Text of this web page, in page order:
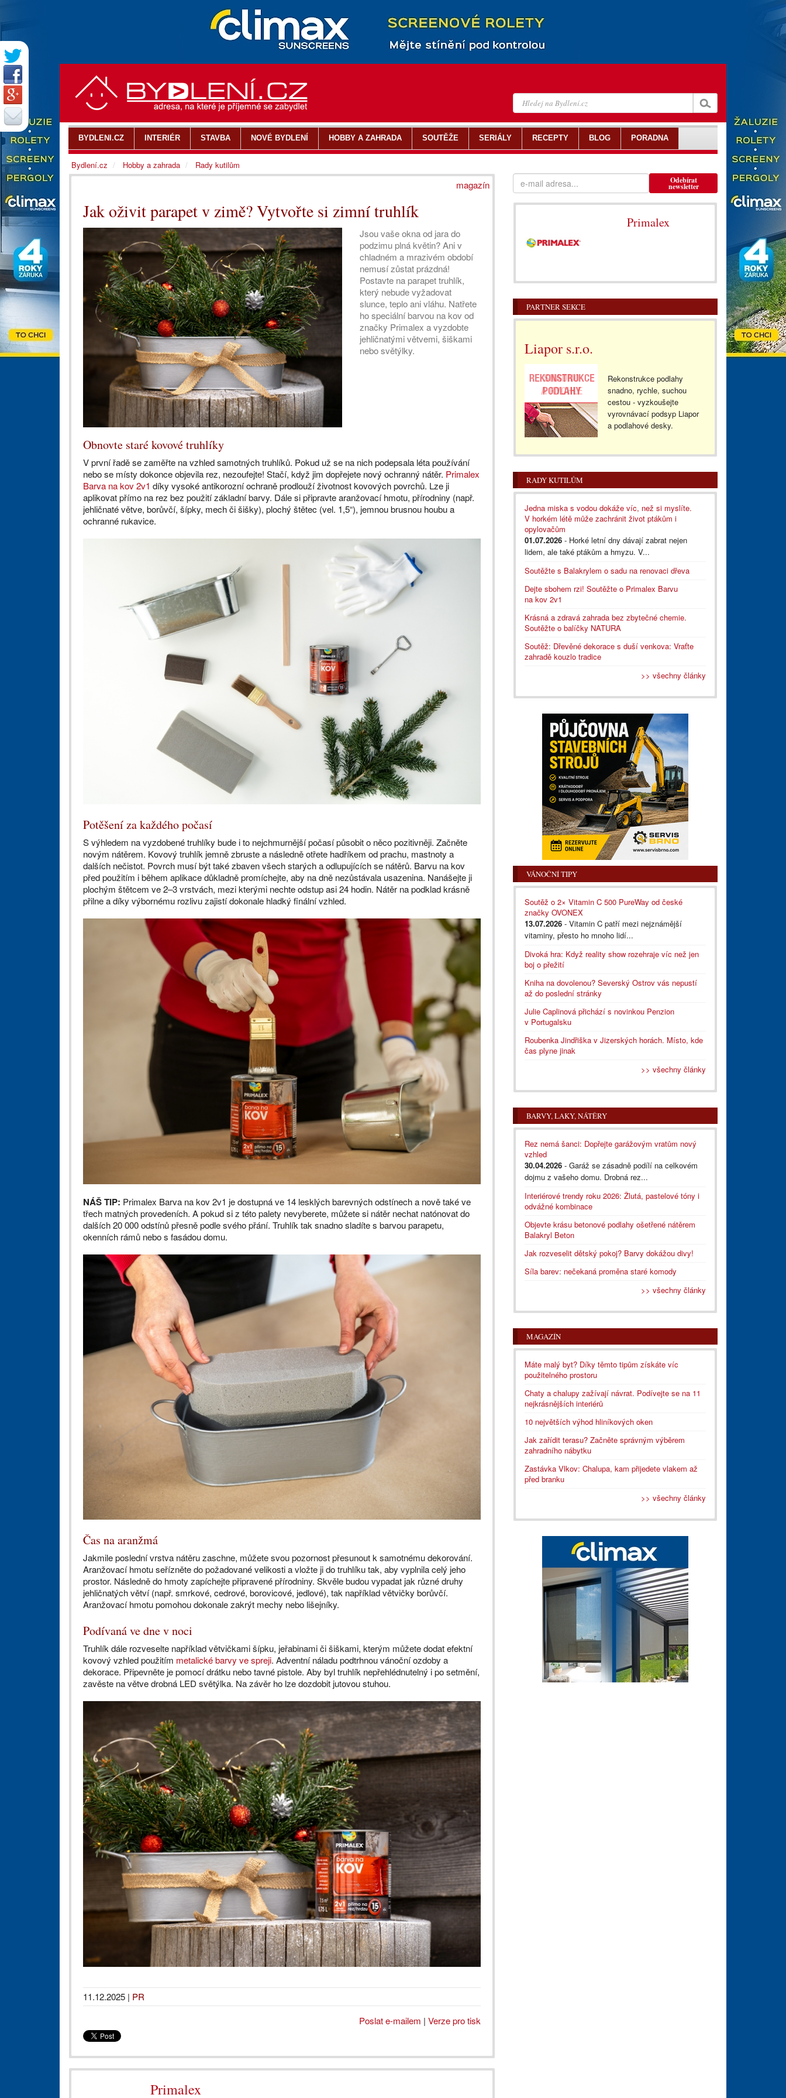
magazín
Jak oživit parapet v zimě? Vytvořte si zimní truhlík
Jsou vaše okna od jara do
podzimu plná květin? Ani v
chladném a mrazivém období
nemusí zůstat prázdná!
Postavte na parapet truhlík,
který nebude vyžadovat
slunce, teplo ani vláhu. Natřete
ho speciální barvou na kov od
značky Primalex a vyzdobte
jehličnatými větvemi, šiškami
nebo světýlky.
Obnovte staré kovové truhlíky
V první řadě se zaměřte na vzhled samotných truhlíků. Pokud už se na nich podepsala léta používání
nebo se místy dokonce objevila rez, nezoufejte! Stačí, když jim dopřejete nový ochranný nátěr. Primalex
Barva na kov 2v1 díky vysoké antikorozní ochraně prodlouží životnost kovových povrchů. Lze ji
aplikovat přímo na rez bez použití základní barvy. Dále si připravte aranžovací hmotu, přírodniny (např.
jehličnaté větve, borůvčí, šípky, mech či šišky), plochý štětec (vel. 1,5“), jemnou brusnou houbu a
ochranné rukavice.
Potěšení za každého počasí
S výhledem na vyzdobené truhlíky bude i to nejchmurnější počasí působit o něco pozitivněji. Začněte
novým nátěrem. Kovový truhlík jemně zbruste a následně otřete hadříkem od prachu, mastnoty a
dalších nečistot. Povrch musí být také zbaven všech starých a odlupujících se nátěrů. Barvu na kov
před použitím i během aplikace důkladně promíchejte, aby na dně nezůstávala usazenina. Nanášejte ji
plochým štětcem ve 2–⁠⁠⁠⁠⁠⁠3 vrstvách, mezi kterými nechte odstup asi 24 hodin. Nátěr na podklad krásně
přilne a díky výbornému rozlivu zajistí dokonale hladký finální vzhled.
NÁŠ TIP: Primalex Barva na kov 2v1 je dostupná ve 14 lesklých barevných odstínech a nově také ve
třech matných provedeních. A pokud si z této palety nevyberete, můžete si nátěr nechat natónovat do
dalších 20 000 odstínů přesně podle svého přání. Truhlík tak snadno sladíte s barvou parapetu,
okenních rámů nebo s fasádou domu.
Čas na aranžmá
Jakmile poslední vrstva nátěru zaschne, můžete svou pozornost přesunout k samotnému dekorování.
Aranžovací hmotu seřízněte do požadované velikosti a vložte ji do truhlíku tak, aby vyplnila celý jeho
prostor. Následně do hmoty zapíchejte připravené přírodniny. Skvěle budou vypadat jak různé druhy
jehličnatých větví (např. smrkové, cedrové, borovicové, jedlové), tak například větvičky borůvčí.
Aranžovací hmotu pomohou dokonale zakrýt mechy nebo lišejníky.
Podívaná ve dne v noci
Truhlík dále rozveselte například větvičkami šípku, jeřabinami či šiškami, kterým můžete dodat efektní
kovový vzhled použitím metalické barvy ve spreji. Adventní náladu podtrhnou vánoční ozdoby a
dekorace. Připevněte je pomocí drátku nebo tavné pistole. Aby byl truhlík nepřehlédnutelný i po setmění,
zavěste na větve drobná LED světýlka. Na závěr ho lze dozdobit jutovou stuhou.
11.12.2025 | PR
Poslat e-mailem | Verze pro tisk
Primalex
Odebírat
newsletter
Primalex
PARTNER SEKCE
Liapor s.r.o.
Rekonstrukce podlahy
snadno, rychle, suchou
cestou - vyzkoušejte
vyrovnávací podsyp Liapor
a podlahové desky.
RADY KUTILŮM
Jedna miska s vodou dokáže víc, než si myslíte.
V horkém létě může zachránit život ptákům i
opylovačům
01.07.2026 - Horké letní dny dávají zabrat nejen
lidem, ale také ptákům a hmyzu. V...
Soutěžte s Balakrylem o sadu na renovaci dřeva
Dejte sbohem rzi! Soutěžte o Primalex Barvu
na kov 2v1
Krásná a zdravá zahrada bez zbytečné chemie.
Soutěžte o balíčky NATURA
Soutěž: Dřevěné dekorace s duší venkova: Vraťte
zahradě kouzlo tradice
>> všechny články
VÁNOČNÍ TIPY
Soutěž o 2× Vitamin C 500 PureWay od české
značky OVONEX
13.07.2026 - Vitamin C patří mezi nejznámější
vitaminy, přesto ho mnoho lidí...
Divoká hra: Když reality show rozehraje víc než jen
boj o přežití
Kniha na dovolenou? Severský Ostrov vás nepustí
až do poslední stránky
Julie Caplinová přichází s novinkou Penzion
v Portugalsku
Roubenka Jindřiška v Jizerských horách. Místo, kde
čas plyne jinak
>> všechny články
BARVY, LAKY, NÁTĚRY
Rez nemá šanci: Dopřejte garážovým vratům nový
vzhled
30.04.2026 - Garáž se zásadně podílí na celkovém
dojmu z vašeho domu. Drobná rez...
Interiérové trendy roku 2026: Žlutá, pastelové tóny i
odvážné kombinace
Objevte krásu betonové podlahy ošetřené nátěrem
Balakryl Beton
Jak rozveselit dětský pokoj? Barvy dokážou divy!
Síla barev: nečekaná proměna staré komody
>> všechny články
MAGAZÍN
Máte malý byt? Díky těmto tipům získáte víc
použitelného prostoru
Chaty a chalupy zažívají návrat. Podívejte se na 11
nejkrásnějších interiérů
10 největších výhod hliníkových oken
Jak zařídit terasu? Začněte správným výběrem
zahradního nábytku
Zastávka Vlkov: Chalupa, kam přijedete vlakem až
před branku
>> všechny články
BYDLENI.CZ INTERIÉR STAVBA NOVÉ BYDLENÍ HOBBY A ZAHRADA SOUTĚŽE SERIÁLY RECEPTY BLOG PORADNA
Bydlení.cz Hobby a zahrada Rady kutilům